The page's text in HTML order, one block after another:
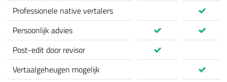
Professionele native vertalers
Persoonlijk advies
Post-edit door revisor
Vertaalgeheugen mogelijk